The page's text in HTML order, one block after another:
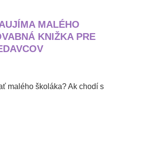
MALÉHO
KNIŽKA PRE
malého školáka? Ak chodí s